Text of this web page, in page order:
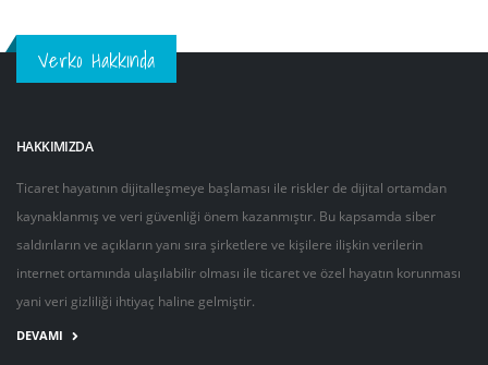
Verko Hakkında
HAKKIMIZDA
Ticaret hayatının dijitalleşmeye başlaması ile riskler de dijital ortamdan
kaynaklanmış ve veri güvenliği önem kazanmıştır. Bu kapsamda siber
saldırıların ve açıkların yanı sıra şirketlere ve kişilere ilişkin verilerin
internet ortamında ulaşılabilir olması ile ticaret ve özel hayatın korunması
yani veri gizliliği ihtiyaç haline gelmiştir.
DEVAMI